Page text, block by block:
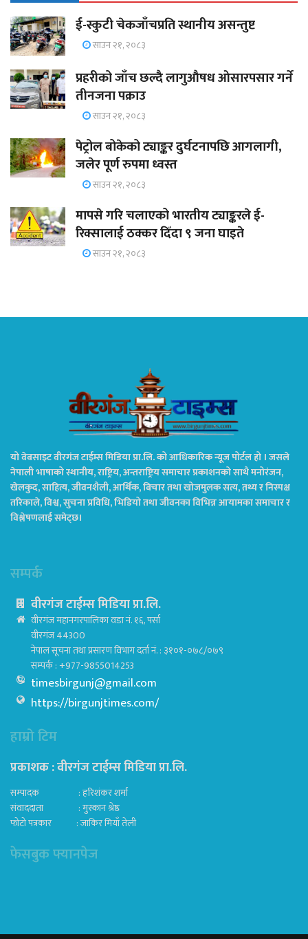
ई-स्कुटी चेकजाँचप्रति स्थानीय असन्तुष्ट
साउन २१, २०८३
प्रहरीको जाँच छल्दै लागुऔषध ओसारपसार गर्ने
तीनजना पक्राउ
साउन २१, २०८३
पेट्रोल बोकेको ट्याङ्कर दुर्घटनापछि आगलागी,
जलेर पूर्ण रुपमा ध्वस्त
साउन २१, २०८३
मापसे गरि चलाएको भारतीय ट्याङ्करले ई-
रिक्सालाई ठक्कर दिँदा ९ जना घाइते
साउन २१, २०८३
यो वेबसाइट वीरगंज टाईम्स मिडिया प्रा.लि. को आधिकारिक न्यूज पोर्टल हो । जसले
नेपाली भाषाको स्थानीय, राष्ट्रिय, अन्तराष्ट्रिय समाचार प्रकाशनको साथै मनोरंजन,
खेलकुद, साहित्य, जीवनशैली, आर्थिक, बिचार तथा खोजमुलक सत्य, तथ्य र निस्पक्ष
तरिकाले, विश्व, सुचना प्रविधि, भिडियो तथा जीवनका विभिन्न आयामका समाचार र
विश्लेषणलाई समेट्छ।
सम्पर्क
वीरगंज टाईम्स मिडिया प्रा.लि.
वीरगंज महानगरपालिका वडा नं. १६, पर्सा
वीरगंज 44300
नेपाल सूचना तथा प्रसारण विभाग दर्ता नं. : ३१०१-०७८/०७९
सम्पर्क : +977-9855014253
timesbirgunj@gmail.com
https://birgunjtimes.com/
हाम्रो टिम
प्रकाशक : वीरगंज टाईम्स मिडिया प्रा‍.लि.
सम्पादक : हरिशंकर शर्मा
संवाददाता : मुस्कान श्रेष्ठ
फोटो पत्रकार : जाकिर मियाँ तेली
फेसबुक फ्यानपेज